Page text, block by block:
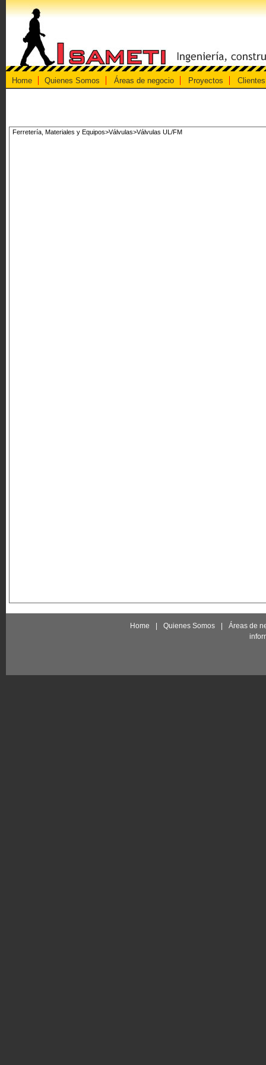
Home Quienes Somos Áreas de negocio Proyectos Clientes
Ferretería, Materiales y Equipos>Válvulas>Válvulas UL/FM
Home | Quienes Somos |
Áreas de